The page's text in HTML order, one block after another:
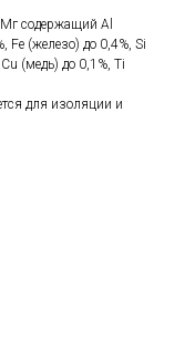
содержащий Al
(железо) до 0,4%, Si
(медь) до 0,1%, Ti
для изоляции и